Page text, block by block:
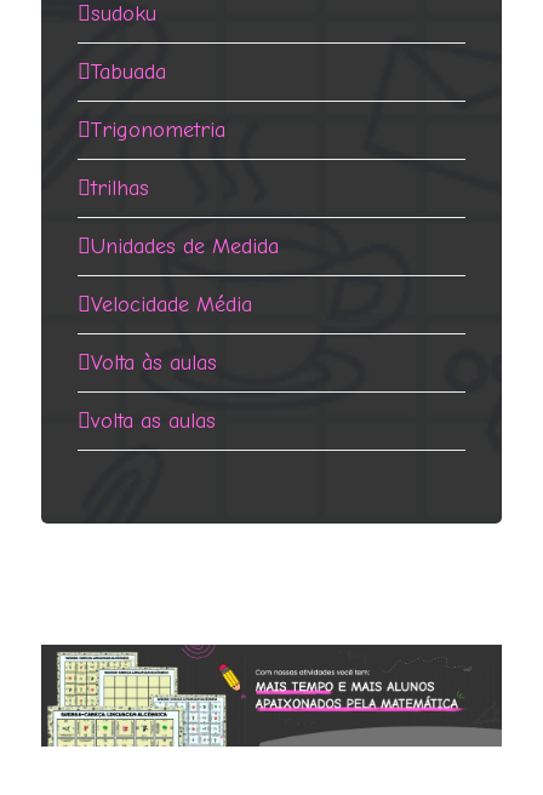
sudoku
Tabuada
Trigonometria
trilhas
Unidades de Medida
Velocidade Média
Volta às aulas
volta as aulas